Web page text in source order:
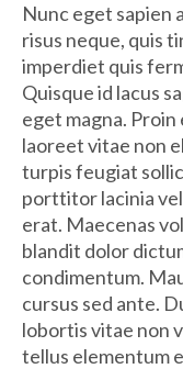
Nunc eget sapien
risus neque, quis
imperdiet quis
Quisque id lacus
eget magna.
laoreet vitae non
turpis feugiat
porttitor lacinia
erat. Maecenas
blandit dolor
condimentum.
cursus sed ante.
lobortis vitae non
tellus elementum